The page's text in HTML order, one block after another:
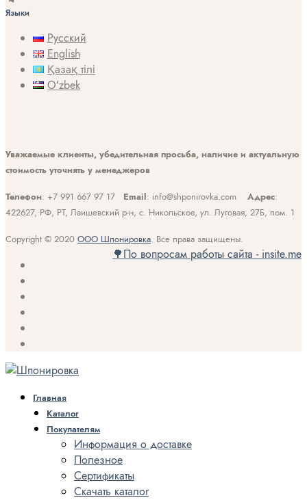
Языки
Русский
English
Қазақ тілі
Oʻzbek
Уважаемые клиенты, убедительная просьба, наличие и актуальную
стоимость уточнять у менеджеров
Телефон: +7 991 667 97 17 Email: info@shponirovka.com Адрес:
422627, РФ, РТ, Лаишевский р-н, с. Никольское, ул. Луговая, 27Б, пом. 1
Copyright © 2020 ООО Шпонировка. Все права защищены.
🌳По вопросам работы сайта - insite.me
Главная
Каталог
Покупателям
Информация о доставке
Полезное
Сертификаты
Скачать каталог